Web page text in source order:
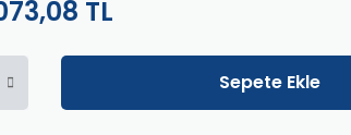
TL
Sepete Ekle